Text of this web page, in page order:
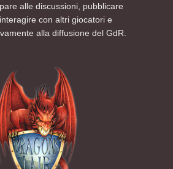
alle discussioni, pubblicare
con altri giocatori e
alla diffusione del GdR.